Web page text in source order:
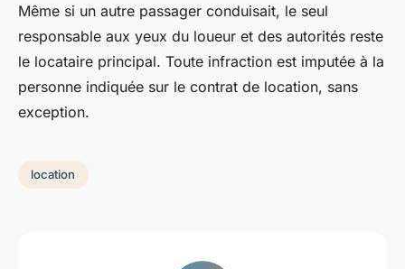
Même si un autre passager conduisait, le seul
responsable aux yeux du loueur et des autorités reste
le locataire principal. Toute infraction est imputée à la
personne indiquée sur le contrat de location, sans
exception.
location